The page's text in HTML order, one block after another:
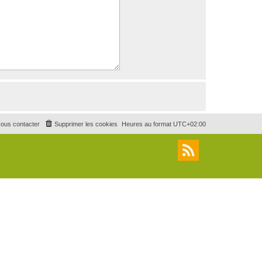
Heures au format UTC+02:00
Supprimer les cookies
contacter